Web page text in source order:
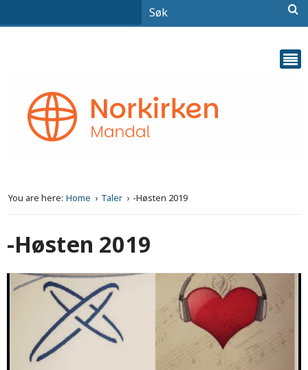
You are here: Home Taler -Høsten 2019
-Høsten 2019